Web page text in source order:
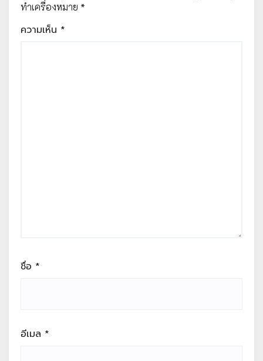
ทำเครื่องหมาย *
ความเห็น *
ชื่อ *
อีเมล *